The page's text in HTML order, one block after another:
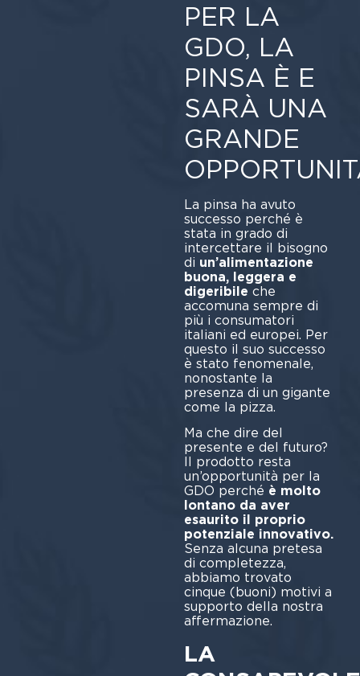
PER LA
GDO, LA
PINSA È E
SARÀ UNA
GRANDE
La pinsa ha avuto
successo perché è
stata in grado di
intercettare il bisogno
di un’alimentazione
buona, leggera e
digeribile che
accomuna sempre di
più i consumatori
italiani ed europei. Per
questo il suo successo
è stato fenomenale,
nonostante la
presenza di un gigante
come la pizza.
Ma che dire del
presente e del futuro?
Il prodotto resta
un’opportunità per la
GDO perché è molto
lontano da aver
esaurito il proprio
potenziale innovativo.
Senza alcuna pretesa
di completezza,
abbiamo trovato
cinque (buoni) motivi a
supporto della nostra
affermazione.
LA